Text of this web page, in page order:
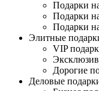
Подарки
Подарки
Подарки
Элитные
VIP
Дорогие
Деловые